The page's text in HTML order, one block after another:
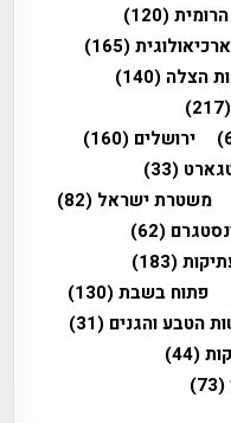
(120)
(165)
הצלה (140)
(217)
ירושלים (160)
(33)
משטרת ישראל (82)
(62)
(183)
פתוח בשבת(130)
הטבע והגנים (31)
(44)
(73)